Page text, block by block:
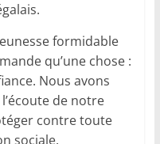
formidable
qu’une chose :
Nous avons
de notre
contre toute
sociale.